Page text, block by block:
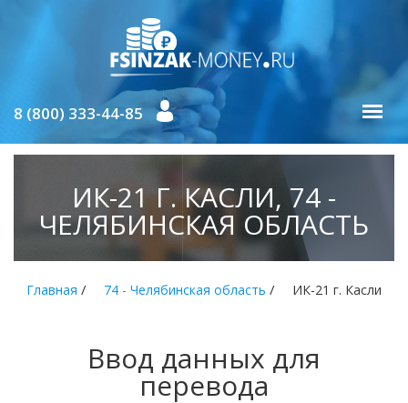
8 (800) 333-44-85
ИК-21 Г. КАСЛИ, 74 -
ЧЕЛЯБИНСКАЯ ОБЛАСТЬ
Главная / 74 - Челябинская область / ИК-21 г. Касли
Ввод данных для
перевода